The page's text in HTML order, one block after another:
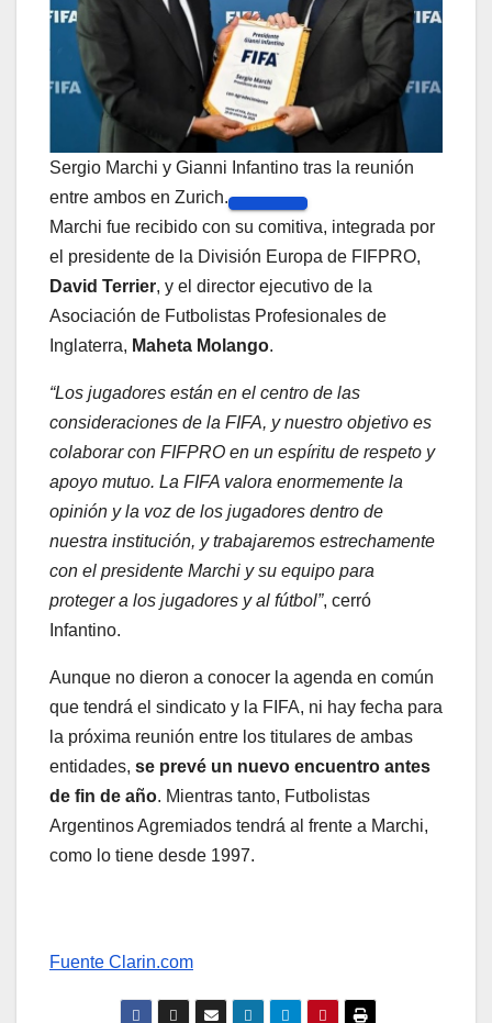
Sergio Marchi y Gianni Infantino tras la reunión
entre ambos en Zurich.
Marchi fue recibido con su comitiva, integrada por
el presidente de la División Europa de FIFPRO,
David Terrier, y el director ejecutivo de la
Asociación de Futbolistas Profesionales de
Inglaterra, Maheta Molango.
“Los jugadores están en el centro de las
consideraciones de la FIFA, y nuestro objetivo es
colaborar con FIFPRO en un espíritu de respeto y
apoyo mutuo. La FIFA valora enormemente la
opinión y la voz de los jugadores dentro de
nuestra institución, y trabajaremos estrechamente
con el presidente Marchi y su equipo para
proteger a los jugadores y al fútbol”, cerró
Infantino.
Aunque no dieron a conocer la agenda en común
que tendrá el sindicato y la FIFA, ni hay fecha para
la próxima reunión entre los titulares de ambas
entidades, se prevé un nuevo encuentro antes
de fin de año. Mientras tanto, Futbolistas
Argentinos Agremiados tendrá al frente a Marchi,
como lo tiene desde 1997.
Fuente Clarin.com